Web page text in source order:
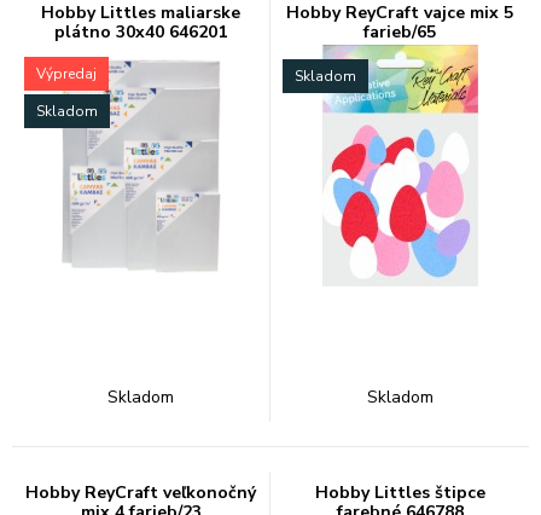
Hobby Littles maliarske
plátno 30x40 646201
Výpredaj
Skladom
Skladom
Hobby ReyCraft vajce mix 5
farieb/65
Skladom
Skladom
Hobby ReyCraft veľkonočný
Hobby Littles štipce